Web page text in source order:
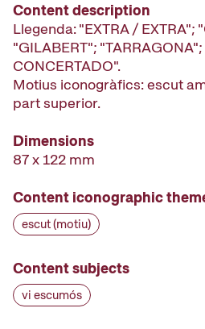
Content description
Llegenda: "EXTRA / EXTRA";
"GILABERT";
CONCERTADO".
Motius iconogràfics: escut
part superior.
Dimensions
87 x 122 mm
Content iconographic
escut (motiu)
Content subjects
vi escumós